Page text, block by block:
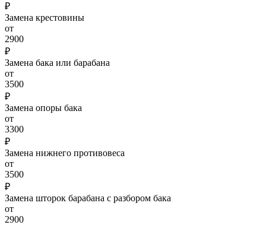
₽
Замена крестовины
от
2900
₽
Замена бака или барабана
от
3500
₽
Замена опоры бака
от
3300
₽
Замена нижнего противовеса
от
3500
₽
Замена шторок барабана с разбором бака
от
2900